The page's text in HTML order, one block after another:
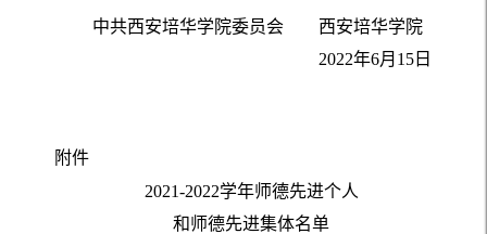
中共西安培华学院委员会
西安培华学院
2022年6月 1 5 日
附件
2021-2022学年师德先进个人
和师德先进集体名单